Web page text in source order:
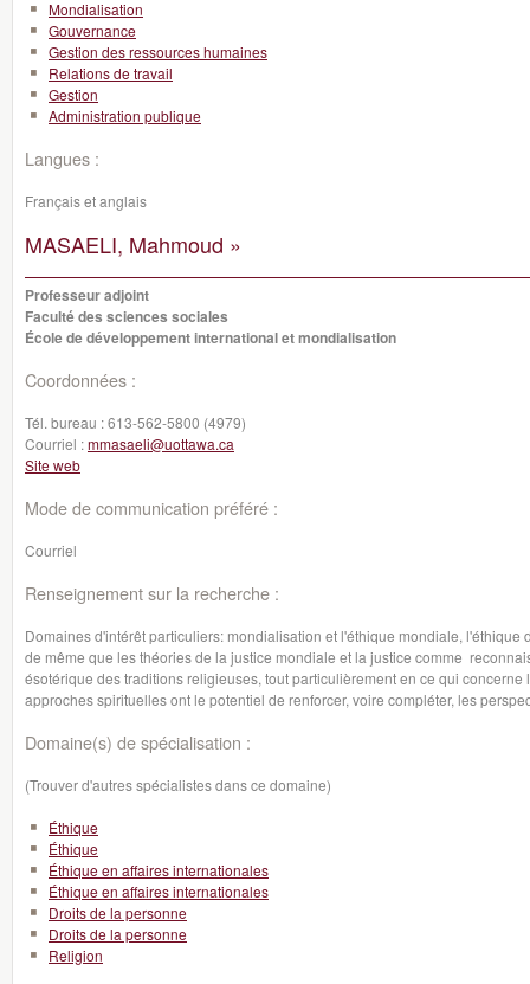
Mondialisation
Gouvernance
Gestion des ressources humaines
Relations de travail
Gestion
Administration publique
Langues :
Français et anglais
MASAELI, Mahmoud »
Professeur adjoint
Faculté des sciences sociales
École de développement international et mondialisation
Coordonnées :
Tél. bureau :613-562-5800 (4979)
Courriel :mmasaeli@uottawa.ca
Site web
Mode de communication préféré :
Courriel
Renseignement sur la recherche :
Domaines d'intérêt particuliers: mondialisation et l'éthique mondiale,
de même que les théories de la justice mondiale et la justice comme
ésotérique des traditions religieuses, tout particulièrement en ce qui
approches spirituelles ont le potentiel de renforcer, voire compléter, les
Domaine(s) de spécialisation :
(Trouver d'autres spécialistes dans ce domaine)
Éthique
Éthique
Éthique en affaires internationales
Éthique en affaires internationales
Droits de la personne
Droits de la personne
Religion